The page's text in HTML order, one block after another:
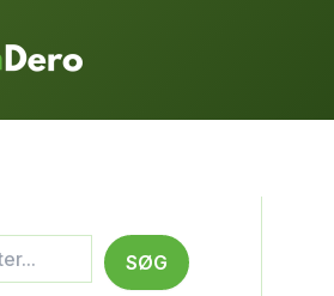
SØG